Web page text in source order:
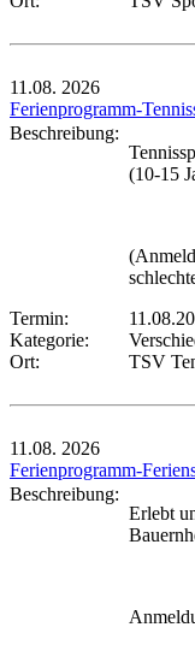
11.08. 2026
Ferienprogramm-
Beschreibung:
(10-15
Termin:
Kategorie:
Ort:
TSV
11.08. 2026
Ferienprogramm-
Beschreibung:
Erlebt